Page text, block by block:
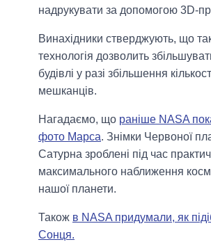
надрукувати за допомогою 3D-
Винахідники стверджують, що
технологія дозволить
будівлі у разі збільшення
мешканців.
Нагадаємо, що раніше NASA
фото Марса. Знімки Червоної
Сатурна зроблені під час
максимального наближення
нашої планети.
Також в NASA придумали, як
Сонця.